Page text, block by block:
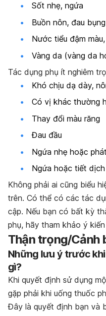
Sốt nhẹ, ngứa
Buồn nôn, đau
Nước tiểu đậm
Vàng da (vàng da
Tác dụng phụ ít nghiêm
Khó chịu dạ dày,
Có vị khác thường
Thay đổi màu răng
Đau đầu
Ngứa nhẹ hoặc
Ngứa hoặc tiết
Không phải ai cũng biểu
trên. Có thể có các tác
cập. Nếu bạn có bất kỳ
phụ, hãy tham khảo ý
Thận trọng/Cảnh
Những lưu ý trước
gì?
Khi quyết định sử dụng
gặp phải khi uống thuốc
Đây là quyết định bạn và